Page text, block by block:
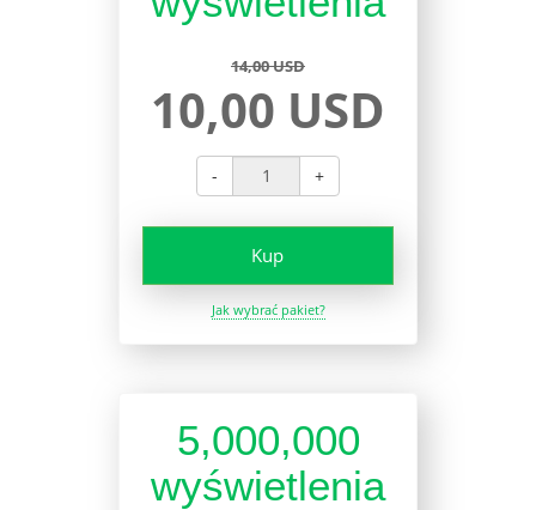
14,00 USD
10,00 USD
- +
Kup
Jak wybrać pakiet?
5,000,000
wyświetlenia